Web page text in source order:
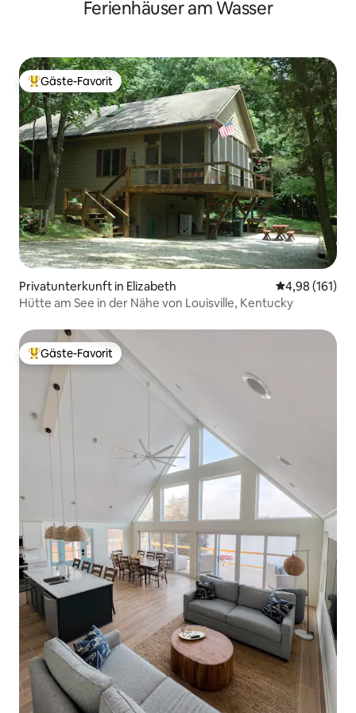
Ferienhäuser am Wasser
Beliebter Gäste-Favorit.
Gäste-Favorit
Privatunterkunft in Elizabeth
4,98 (161)
Hütte am See in der Nähe von Louisville, Kentucky
Beliebter Gäste-Favorit.
Gäste-Favorit